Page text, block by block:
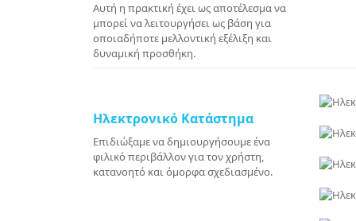
Αυτή η πρακτική έχει ως αποτέλεσμα να
μπορεί να λειτουργήσει ως βάση για
οποιαδήποτε μελλοντική εξέλιξη και
δυναμική προσθήκη.
Ηλεκτρονικό Κατάστημα
Επιδιώξαμε να δημιουργήσουμε ένα
φιλικό περιβάλλον για τον χρήστη,
κατανοητό και όμορφα σχεδιασμένο.